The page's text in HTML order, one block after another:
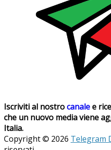
Iscriviti al nostrocanalee
che un nuovo media viene
Italia.
Copyright © 2026 Telegram